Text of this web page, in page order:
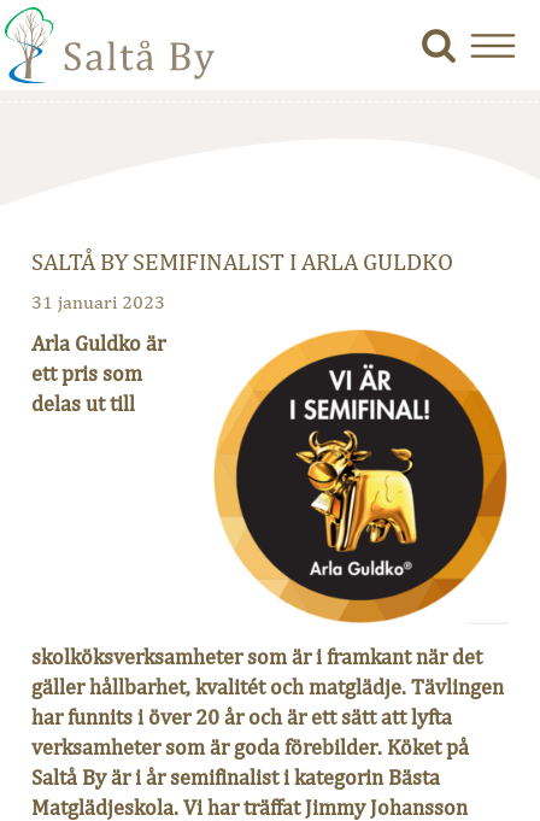
SALTÅ BY SEMIFINALIST I ARLA GULDKO
31 januari 2023
Arla Guldko är
ett pris som
delas ut till
skolköksverksamheter som är i framkant när det
gäller hållbarhet, kvalitét och matglädje. Tävlingen
har funnits i över 20 år och är ett sätt att lyfta
verksamheter som är goda förebilder. Köket på
Saltå By är i år semifinalist i kategorin Bästa
Matglädjeskola. Vi har träffat Jimmy Johansson